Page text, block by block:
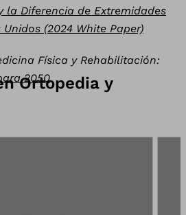
la Diferencia de Extremidades
(2024 White Paper)
Física y Rehabilitación:
2050
Ortopedia y